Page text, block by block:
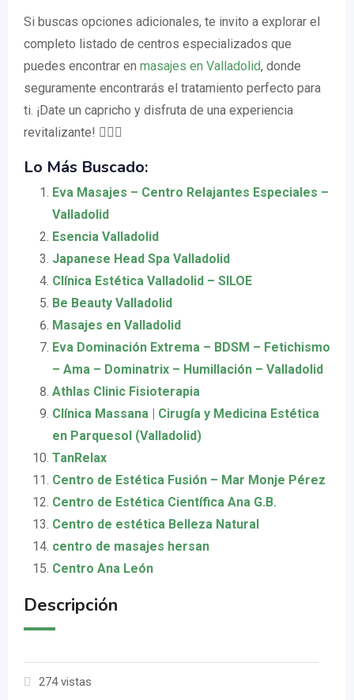
Si buscas opciones adicionales, te invito a explorar el
completo listado de centros especializados que
puedes encontrar en masajes en Valladolid, donde
seguramente encontrarás el tratamiento perfecto para
ti. ¡Date un capricho y disfruta de una experiencia
revitalizante! 💆‍♀️✨
Lo Más Buscado:
Eva Masajes – Centro Relajantes Especiales –
Valladolid
Esencia Valladolid
Japanese Head Spa Valladolid
Clínica Estética Valladolid – SILOE
Be Beauty Valladolid
Masajes en Valladolid
Eva Dominación Extrema – BDSM – Fetichismo
– Ama – Dominatrix – Humillación – Valladolid
Athlas Clinic Fisioterapia
Clínica Massana | Cirugía y Medicina Estética
en Parquesol (Valladolid)
TanRelax
Centro de Estética Fusión – Mar Monje Pérez
Centro de Estética Científica Ana G.B.
Centro de estética Belleza Natural
centro de masajes hersan
Centro Ana León
Descripción
274 vistas